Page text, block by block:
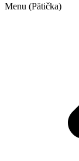
Menu (Pätička)